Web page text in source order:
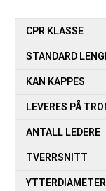
CPR KLASSE
STANDARD
KAN KAPPES
LEVERES PÅ
ANTALL LEDERE
TVERRSNITT
YTTERDIAMETER